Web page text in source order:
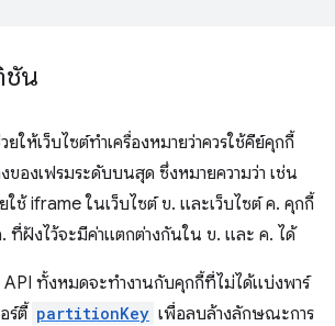
ชัน
ยให้เว็บไซต์ทำเครื่องหมายว่าควรใช้คีย์คุกกี้
ของเฟรมระดับบนสุด ซึ่งหมายความว่า เช่น
ใช้ iframe ในเว็บไซต์ ข. และเว็บไซต์ ค. คุกกี้
ที่ฝังไว้จะมีค่าแตกต่างกันใน ข. และ ค. ได้
API ทั้งหมดจะทำงานกับคุกกี้ที่ไม่ได้แบ่งพาร์
ร์ตี้ partitionKey เพื่อลบล้างลักษณะการ